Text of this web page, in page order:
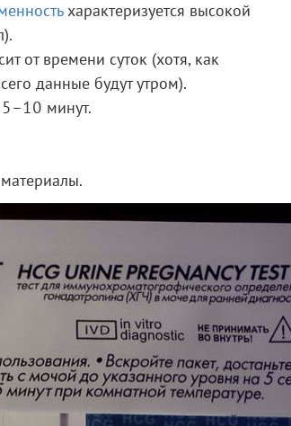
характеризуется высокой
от времени суток (хотя, как
данные будут утром).
5–10 минут.